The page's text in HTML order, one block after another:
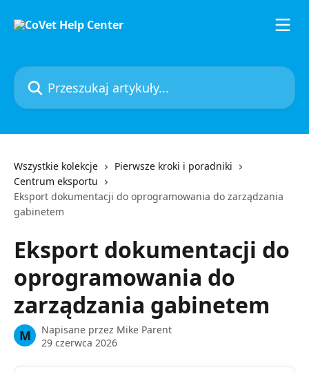
Przeszukaj artykuły...
Wszystkie kolekcje
Pierwsze kroki i poradniki
Centrum eksportu
Eksport dokumentacji do oprogramowania do zarządzania
gabinetem
Eksport dokumentacji do
oprogramowania do
zarządzania gabinetem
M Napisane przez Mike Parent
29 czerwca 2026